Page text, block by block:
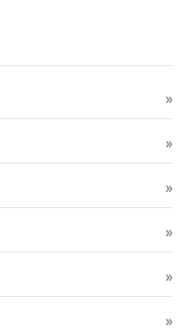
»
»
»
»
»
»